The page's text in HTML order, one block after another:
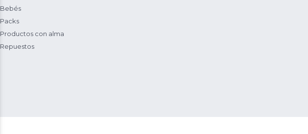
Bebés
Packs
Productos con alma
Repuestos